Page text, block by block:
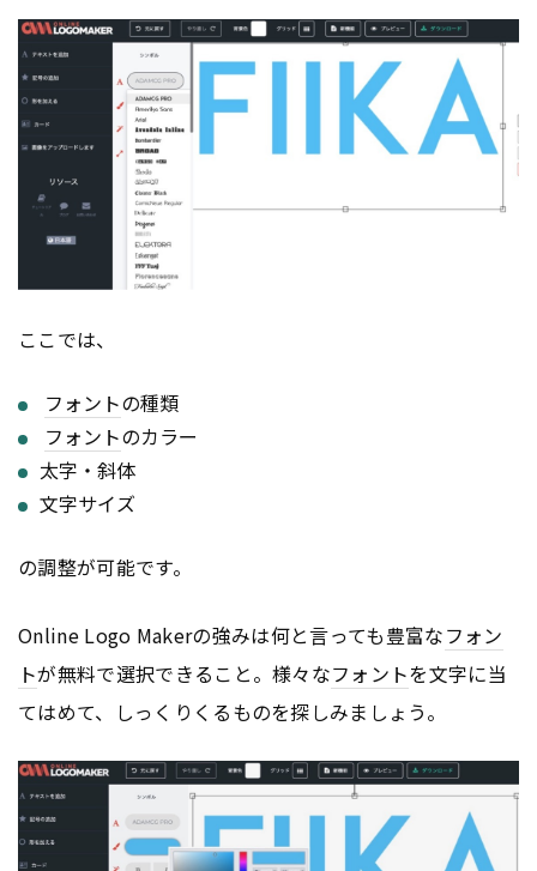
ここでは、
フォントの種類
フォントのカラー
太字・斜体
文字サイズ
の調整が可能です。
Online Logo Makerの強みは何と言っても豊富なフォン
トが無料で選択できること。様々なフォントを文字に当
てはめて、しっくりくるものを探しみましょう。